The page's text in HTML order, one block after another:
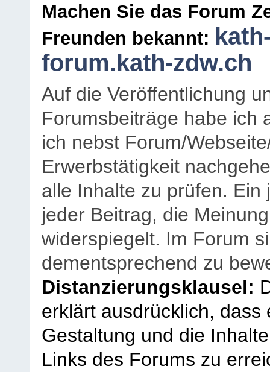
Machen Sie das Forum
Freunden bekannt:
forum.kath-zdw.ch
Auf die Veröffentlichung
Forumsbeiträge habe ich
ich nebst Forum/
Erwerbstätigkeit
alle Inhalte zu prüfen.
jeder Beitrag, die
widerspiegelt. Im Forum
dementsprechend zu
Distanzierungsklausel:
erklärt ausdrücklich,
Gestaltung und die
Links des Forums zu